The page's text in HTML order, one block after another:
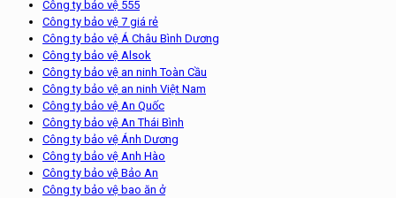
Công ty bảo vệ 555
Công ty bảo vệ 7 giá rẻ
Công ty bảo vệ Á Châu Bình Dương
Công ty bảo vệ Alsok
Công ty bảo vệ an ninh Toàn Cầu
Công ty bảo vệ an ninh Việt Nam
Công ty bảo vệ An Quốc
Công ty bảo vệ An Thái Bình
Công ty bảo vệ Ánh Dương
Công ty bảo vệ Anh Hào
Công ty bảo vệ Bảo An
Công ty bảo vệ bao ăn ở